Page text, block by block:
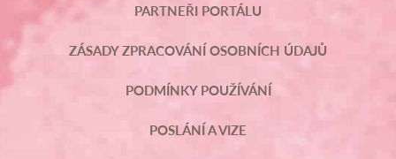
PARTNEŘI PORTÁLU
ZÁSADY ZPRACOVÁNÍ OSOBNÍCH ÚDAJŮ
PODMÍNKY POUŽÍVÁNÍ
POSLÁNÍ A VIZE